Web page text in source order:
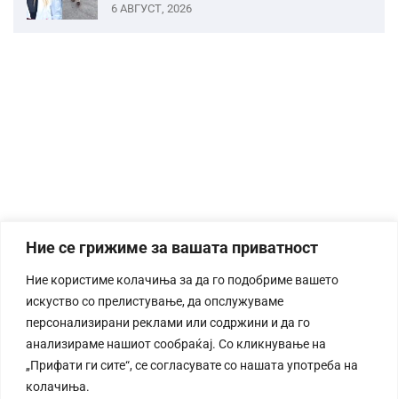
Ние се грижиме за вашата приватност
Ние користиме колачиња за да го подобриме вашето
искуство со прелистување, да опслужуваме
персонализирани реклами или содржини и да го
анализираме нашиот сообраќај. Со кликнување на
„Прифати ги сите“, се согласувате со нашата употреба на
колачиња.
6 АВГУСТ, 2026